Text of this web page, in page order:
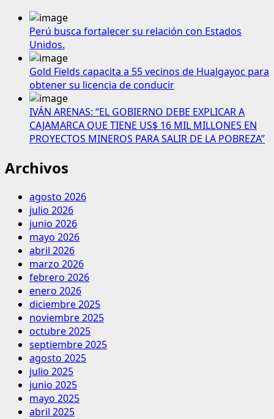
Perú busca fortalecer su relación con Estados
Unidos.
Gold Fields capacita a 55 vecinos de Hualgayoc para
obtener su licencia de conducir
IVÁN ARENAS: “EL GOBIERNO DEBE EXPLICAR A
CAJAMARCA QUE TIENE US$ 16 MIL MILLONES EN
PROYECTOS MINEROS PARA SALIR DE LA POBREZA”
Archivos
agosto 2026
julio 2026
junio 2026
mayo 2026
abril 2026
marzo 2026
febrero 2026
enero 2026
diciembre 2025
noviembre 2025
octubre 2025
septiembre 2025
agosto 2025
julio 2025
junio 2025
mayo 2025
abril 2025